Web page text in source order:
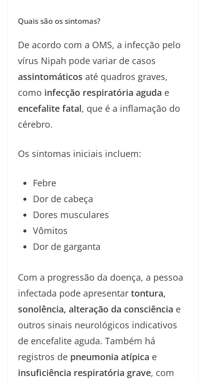
Quais são os sintomas?
De acordo com a OMS, a infecção pelo
vírus Nipah pode variar de casos
assintomáticos até quadros graves,
como infecção respiratória aguda e
encefalite fatal, que é a inflamação do
cérebro.
Os sintomas iniciais incluem:
Febre
Dor de cabeça
Dores musculares
Vômitos
Dor de garganta
Com a progressão da doença, a pessoa
infectada pode apresentar tontura,
sonolência, alteração da consciência e
outros sinais neurológicos indicativos
de encefalite aguda. Também há
registros de pneumonia atípica e
insuficiência respiratória grave, com